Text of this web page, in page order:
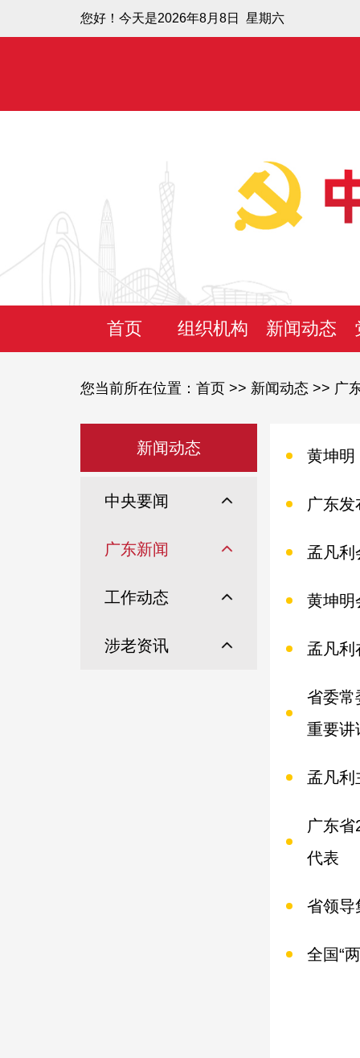
您好！今天是2026年8月8日 星期六
首页 组织机构 新闻动态
您当前所在位置： 首页 >> 新闻动态 >> 广
新闻动态
中央要闻
广东新闻
工作动态
涉老资讯
黄坤明
广东
孟凡利
黄坤明
孟凡利
省委常
重要讲
孟凡利
广东省
代表
省领导
全国“